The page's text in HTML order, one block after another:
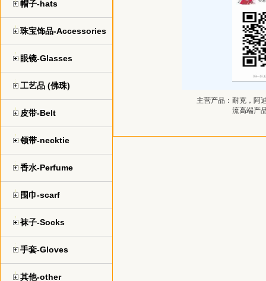
帽子-hats
珠宝饰品-Accessories
眼镜-Glasses
工艺品 (佛珠)
皮带-Belt
领带-necktie
香水-Perfume
围巾-scarf
袜子-Socks
手套-Gloves
其他-other
主营产品： 耐克，阿
流高端产